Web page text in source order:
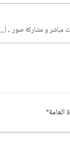
مباشر و مشاركة صور .، أ…